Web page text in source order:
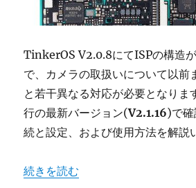
TinkerOS V2.0.8にてISPの構造
で、カメラの取扱いについて以前
と若干異なる対応が必要となりま
行の最新バージョン(V2.1.16)で
続と設定、および使用方法を解説
“Tinker Board(V2.0.8以降)にお
続きを読む